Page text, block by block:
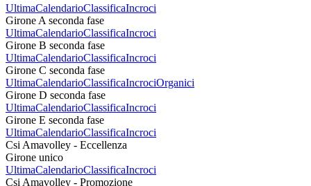
UltimaCalendarioClassificaIncroci
Girone A seconda fase
UltimaCalendarioClassificaIncroci
Girone B seconda fase
UltimaCalendarioClassificaIncroci
Girone C seconda fase
UltimaCalendarioClassificaIncrociOrganici
Girone D seconda fase
UltimaCalendarioClassificaIncroci
Girone E seconda fase
UltimaCalendarioClassificaIncroci
Csi Amavolley - Eccellenza
Girone unico
UltimaCalendarioClassificaIncroci
Csi Amavolley - Promozione